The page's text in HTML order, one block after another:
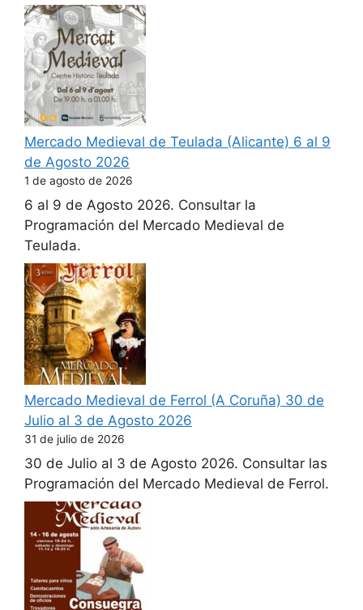
Mercado Medieval de Teulada (Alicante) 6 al 9
de Agosto 2026
1 de agosto de 2026
6 al 9 de Agosto 2026. Consultar la
Programación del Mercado Medieval de
Teulada.
Mercado Medieval de Ferrol (A Coruña) 30 de
Julio al 3 de Agosto 2026
31 de julio de 2026
30 de Julio al 3 de Agosto 2026. Consultar las
Programación del Mercado Medieval de Ferrol.